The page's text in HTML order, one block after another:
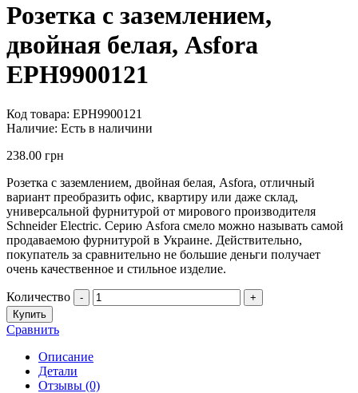
Розетка с заземлением,
двойная белая, Asfora
EPH9900121
Код товара: EPH9900121
Наличие: Есть в наличини
238.00 грн
Розетка с заземлением, двойная белая, Asfora, отличный
вариант преобразить офис, квартиру или даже склад,
универсальной фурнитурой от мирового производителя
Schneider Electric. Серию Asfora смело можно называть самой
продаваемою фурнитурой в Украине. Действительно,
покупатель за сравнительно не большие деньги получает
очень качественное и стильное изделие.
Количество -
+
Купить
Сравнить
Описание
Детали
Отзывы (0)